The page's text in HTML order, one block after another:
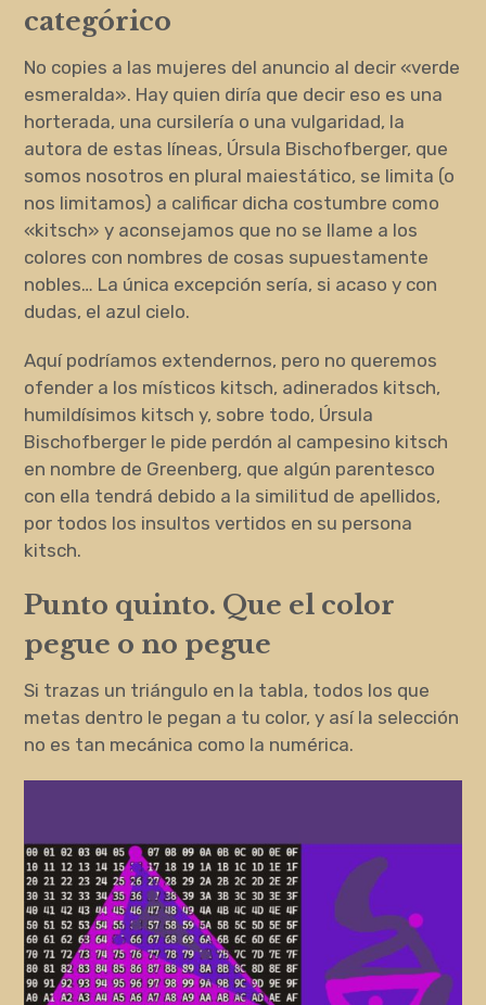
categórico
No copies a las mujeres del anuncio al decir «verde
esmeralda». Hay quien diría que decir eso es una
horterada, una cursilería o una vulgaridad, la
autora de estas líneas, Úrsula Bischofberger, que
somos nosotros en plural maiestático, se limita (o
nos limitamos) a calificar dicha costumbre como
«kitsch» y aconsejamos que no se llame a los
colores con nombres de cosas supuestamente
nobles… La única excepción sería, si acaso y con
dudas, el azul cielo.
Aquí podríamos extendernos, pero no queremos
ofender a los místicos kitsch, adinerados kitsch,
humildísimos kitsch y, sobre todo, Úrsula
Bischofberger le pide perdón al campesino kitsch
en nombre de Greenberg, que algún parentesco
con ella tendrá debido a la similitud de apellidos,
por todos los insultos vertidos en su persona
kitsch.
Punto quinto. Que el color
pegue o no pegue
Si trazas un triángulo en la tabla, todos los que
metas dentro le pegan a tu color, y así la selección
no es tan mecánica como la numérica.